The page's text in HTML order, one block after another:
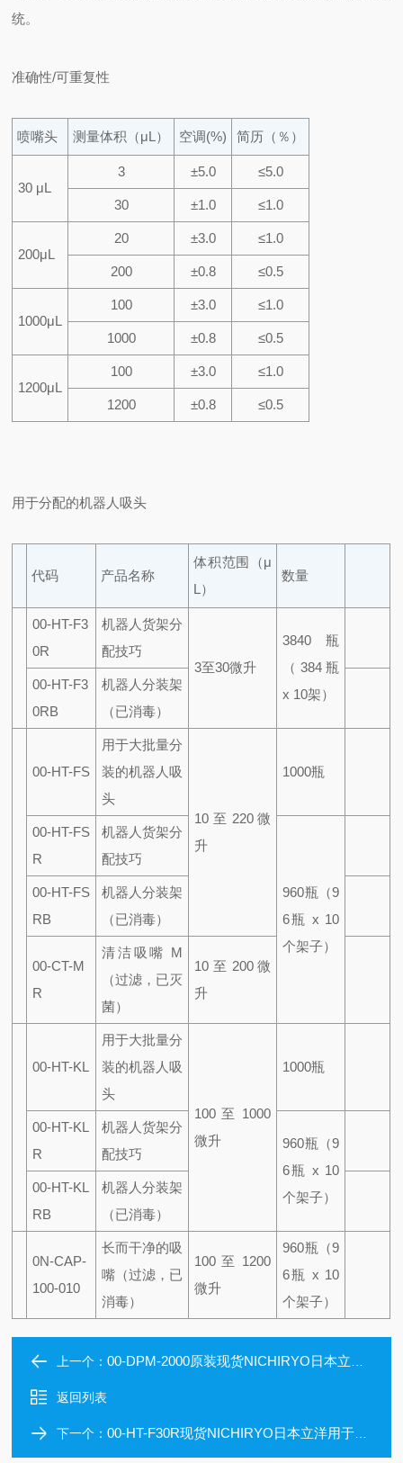
统。
准确性/可重复性
喷嘴头 测量体积（μL） 空调(%) 简历（％）
30 μL
3 ±5.0 ≤5.0
30 ±1.0 ≤1.0
200μL
20 ±3.0 ≤1.0
200 ±0.8 ≤0.5
1000μL
100 ±3.0 ≤1.0
1000 ±0.8 ≤0.5
1200μL
100 ±3.0 ≤1.0
1200 ±0.8 ≤0.5
用于分配的机器人吸头
代码 产品名称
体积范围（μ
L）
数量
00-HT-F3
0R
机器人货架分
配技巧
3至30微升
3840瓶
（384瓶
x 10架）
00-HT-F3
0RB
机器人分装架
（已消毒）
00-HT-FS
用于大批量分
装的机器人吸
头
10 至 220 微
升
1000瓶
00-HT-FS
R
机器人货架分
配技巧
960瓶 （9
6瓶 x 10
个架子）
00-HT-FS
RB
机器人分装架
（已消毒）
00-CT-M
R
清洁吸嘴 M
（过滤，已灭
菌）
10 至 200 微
升
00-HT-KL
用于大批量分
装的机器人吸
头
100 至 1000
微升
1000瓶
00-HT-KL
R
机器人货架分
配技巧
960瓶 （9
6瓶 x 10
个架子）
00-HT-KL
RB
机器人分装架
（已消毒）
0N-CAP-
100-010
长而干净的吸
嘴 （过滤，已
消毒）
100 至 1200
微升
960瓶 （9
6瓶 x 10
个架子）
上一个：00-DPM-2000原装现货NICHIRYO日本立洋瓶口分配器
返回列表
下一个：00-HT-F30R现货NICHIRYO日本立洋用于分配的机器人吸头